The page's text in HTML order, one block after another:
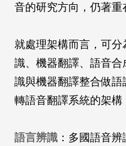
音的研究方向，仍著重
就處理架構而言，可
識、機器翻譯、語音
識與機器翻譯整合做
轉語音翻譯系統的架構
語言辨識 ：多國語音